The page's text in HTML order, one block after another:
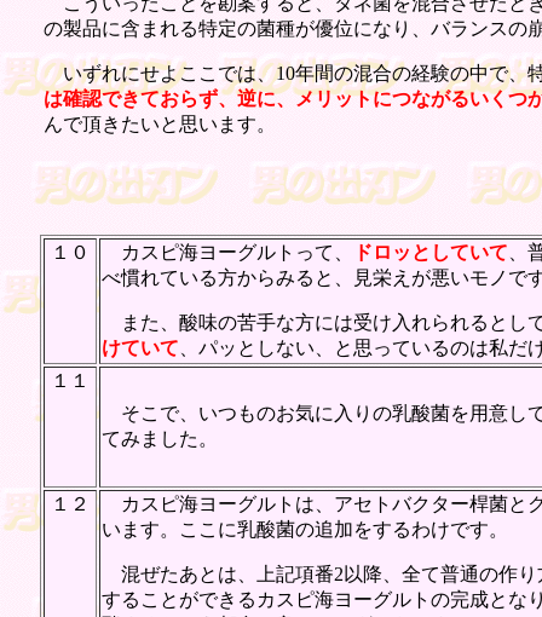
の製品に含まれる特定の菌種が優位になり、バランスの
いずれにせよここでは、10年間の混合の経験の中で、
は確認できておらず、逆に、メリットにつながるいくつ
んで頂きたいと思います。
１０ カスピ海ヨーグルトって、 ドロッとしていて 、
べ慣れている方からみると、見栄えが悪いモノで
また、酸味の苦手な方には受け入れられるとし
けていて 、パッとしない、と思っているのは私だ
１１
そこで、いつものお気に入りの乳酸菌を用意し
てみました。
１２
カスピ海ヨーグルトは、アセトバクター桿菌と
います。ここに乳酸菌の追加をするわけです。
混ぜたあとは、上記項番2以降、全て普通の作
することができるカスピ海ヨーグルトの完成とな